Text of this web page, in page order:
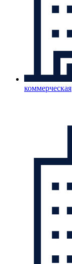
коммерческая